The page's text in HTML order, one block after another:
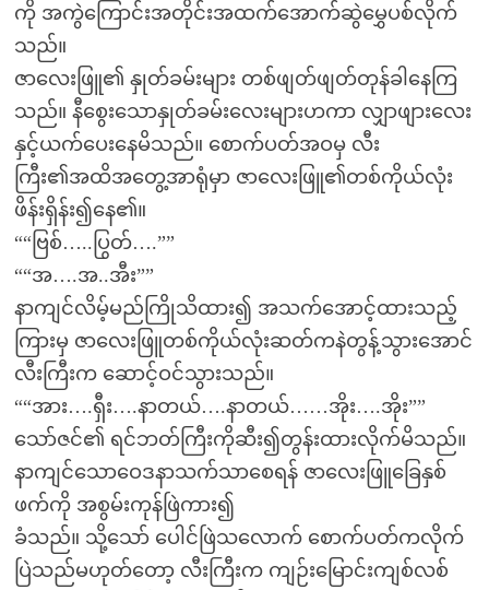
ကို အကွဲကြောင်းအတိုင်းအထက်အောက်ဆွဲမွှေပစ်လိုက်
သည်။
ဇာလေးဖြူ၏ နှုတ်ခမ်းများ တစ်ဖျတ်ဖျတ်တုန်ခါနေကြ
သည်။ နီစွေးသောနှုတ်ခမ်းလေးများဟကာ လျှာဖျားလေး
နှင့်ယက်ပေးနေမိသည်။ စောက်ပတ်အဝမှ လီး
ကြီး၏အထိအတွေ့အာရုံမှာ ဇာလေးဖြူ၏တစ်ကိုယ်လုံး
ဖိန်းရှိန်း၍နေ၏။
““ဗြစ်…..ပြွတ်….””
““အ….အ..အီး””
နာကျင်လိမ့်မည်ကြိုသိထား၍ အသက်အောင့်ထားသည့်
ကြားမှ ဇာလေးဖြူတစ်ကိုယ်လုံးဆတ်ကနဲတွန့်သွားအောင်
လီးကြီးက ဆောင့်ဝင်သွားသည်။
““အား….ရှီး….နာတယ်….နာတယ်……အိုး….အိုး””
သော်ဇင်၏ ရင်ဘတ်ကြီးကိုဆီး၍တွန်းထားလိုက်မိသည်။
နာကျင်သောဝေဒနာသက်သာစေရန် ဇာလေးဖြူခြေနှစ်
ဖက်ကို အစွမ်းကုန်ဖြဲကား၍
ခံသည်။ သို့သော် ပေါင်ဖြဲသလောက် စောက်ပတ်ကလိုက်
ပြဲသည်မဟုတ်တော့ လီးကြီးက ကျဉ်းမြောင်းကျစ်လစ်